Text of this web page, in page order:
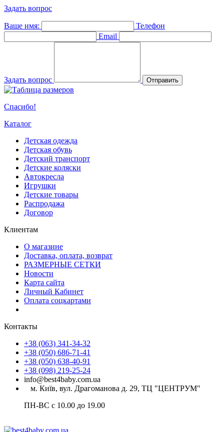
Задать вопрос
Ваше имя:
Телефон
Email
Задать вопрос Отправить
Спасибо!
Каталог
Детская одежда
Детская обувь
Детский транспорт
Детские коляски
Автокресла
Игрушки
Детские товары
Распродажа
Договор
Клиентам
О магазине
Доставка, оплата, возврат
РАЗМЕРНЫЕ СЕТКИ
Новости
Карта сайта
Личный Кабинет
Оплата соцкартами
Контакты
+38 (063) 341-34-32
+38 (050) 686-71-41
+38 (050) 638-40-91
+38 (098) 219-25-24
info@best4baby.com.ua
м. Київ, вул. Драгоманова д. 29, ТЦ "ЦЕНТРУМ"
ПН-ВС с 10.00 до 19.00